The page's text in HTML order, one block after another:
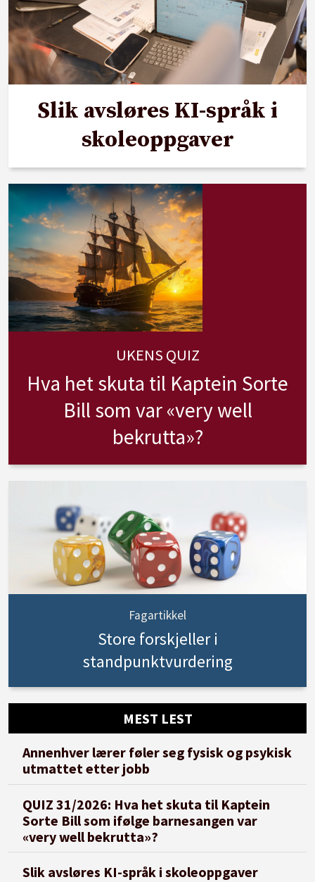
Slik avsløres KI-språk i
skoleoppgaver
UKENS QUIZ
Hva het skuta til Kaptein Sorte
Bill som var «very well
bekrutta»?
Fagartikkel
Store forskjeller i
standpunktvurdering
MEST LEST
Annenhver lærer føler seg fysisk og psykisk
utmattet etter jobb
QUIZ 31/2026: Hva het skuta til Kaptein
Sorte Bill som ifølge barnesangen var
«very well bekrutta»?
Slik avsløres KI-språk i skoleoppgaver